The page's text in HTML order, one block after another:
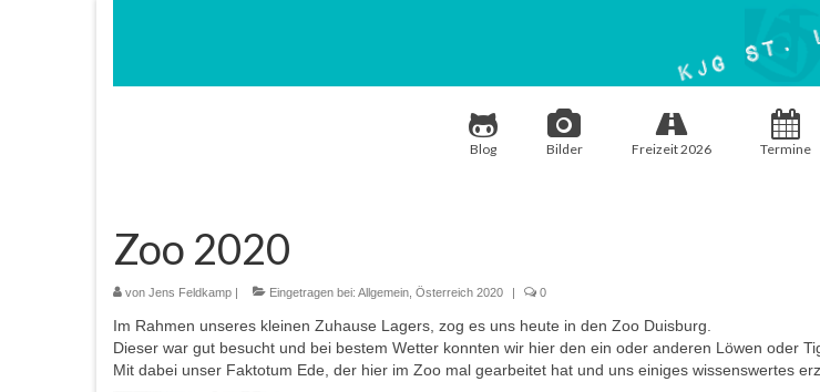
Blog Bilder Freizeit 2026 Termine
Zoo 2020
von Jens Feldkamp | Eingetragen bei: Allgemein Österreich 2020 | 0
Im Rahmen unseres kleinen Zuhause Lagers, zog es uns heute in den Zoo Duisburg.
Dieser war gut besucht und bei bestem Wetter konnten wir hier den ein oder anderen Löwen oder
Mit dabei unser Faktotum Ede, der hier im Zoo mal gearbeitet hat und uns einiges wissenswertes